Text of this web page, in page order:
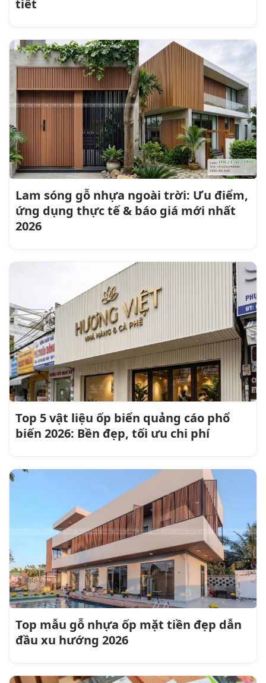
tiết
Lam sóng gỗ nhựa ngoài trời: Ưu điểm,
ứng dụng thực tế & báo giá mới nhất
2026
Top 5 vật liệu ốp biển quảng cáo phổ
biến 2026: Bền đẹp, tối ưu chi phí
Top mẫu gỗ nhựa ốp mặt tiền đẹp dẫn
đầu xu hướng 2026